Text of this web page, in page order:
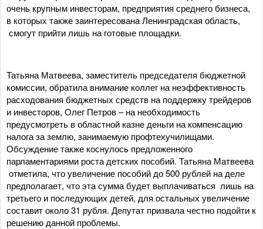
очень крупным инвесторам, предприятия среднего бизнеса,
в которых также заинтересована Ленинградская область,
смогут прийти лишь на готовые площадки.
Татьяна Матвеева, заместитель председателя бюджетной
комиссии, обратила внимание коллег на неэффективность
расходования бюджетных средств на поддержку трейдеров
и инвесторов, Олег Петров – на необходимость
предусмотреть в областной казне деньги на компенсацию
налога за землю, занимаемую профтехучилищами.
Обсуждение также коснулось предложенного
парламентариями роста детских пособий. Татьяна Матвеева
отметила, что увеличение пособий до 500 рублей на деле
предполагает, что эта сумма будет выплачиваться лишь на
третьего и последующих детей, для остальных увеличение
составит около 31 рубля. Депутат призвала честно подойти к
решению данной проблемы.